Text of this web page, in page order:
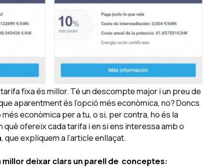
fixa és millor. Té un descompte major i un preu de
aparentment és l’opció més econòmica, no? Doncs
econòmica per a tu, o si, per contra, ho és la
ofereix cada tarifa i en si ens interessa amb o
, que expliquem a l’article enllaçat.
millor deixar clars un parell de conceptes: